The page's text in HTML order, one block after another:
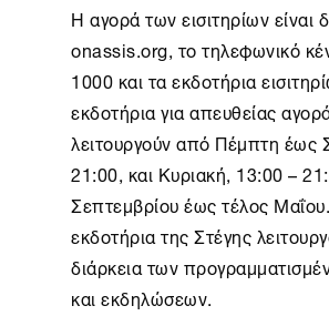
Η αγορά των εισιτηρίων είναι
onassis.org, το τηλεφωνικό
1000 και τα εκδοτήρια
εκδοτήρια για απευθείας
λειτουργούν από Πέμπτη έως
21:00, και Κυριακή, 13:00 –
Σεπτεμβρίου έως τέλος
εκδοτήρια της Στέγης
διάρκεια των
και εκδηλώσεων.